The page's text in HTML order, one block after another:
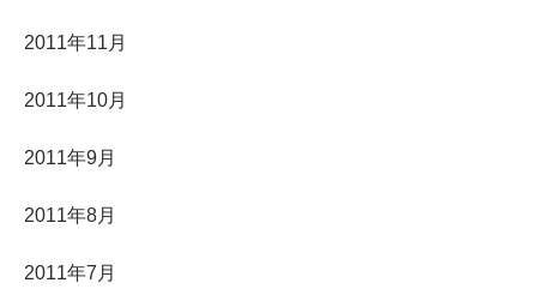
2011年11月
2011年10月
2011年9月
2011年8月
2011年7月